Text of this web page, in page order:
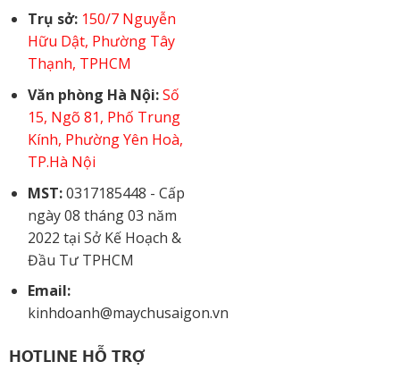
Trụ sở: 150/7 Nguyễn
Hữu Dật, Phường Tây
Thạnh, TPHCM
Văn phòng Hà Nội: Số
15, Ngõ 81, Phố Trung
Kính, Phường Yên Hoà,
TP.Hà Nội
MST:0317185448 - Cấp
ngày 08 tháng 03 năm
2022 tại Sở Kế Hoạch &
Đầu Tư TPHCM
Email:
kinhdoanh@maychusaigon.vn
HOTLINE HỖ TRỢ